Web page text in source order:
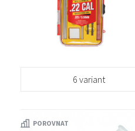
6 variant
POROVNAT